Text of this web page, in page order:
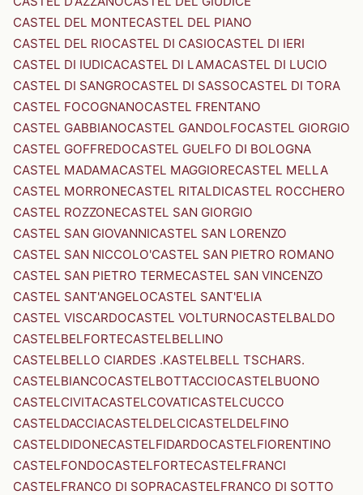
CASTEL DEL MONTECASTEL DEL PIANO
CASTEL DEL RIOCASTEL DI CASIOCASTEL DI IERI
CASTEL DI IUDICACASTEL DI LAMACASTEL DI LUCIO
CASTEL DI SANGROCASTEL DI SASSOCASTEL DI TORA
CASTEL FOCOGNANOCASTEL FRENTANO
CASTEL GABBIANOCASTEL GANDOLFOCASTEL GIORGIO
CASTEL GOFFREDOCASTEL GUELFO DI BOLOGNA
CASTEL MADAMACASTEL MAGGIORECASTEL MELLA
CASTEL MORRONECASTEL RITALDICASTEL ROCCHERO
CASTEL ROZZONECASTEL SAN GIORGIO
CASTEL SAN GIOVANNICASTEL SAN LORENZO
CASTEL SAN NICCOLO'CASTEL SAN PIETRO ROMANO
CASTEL SAN PIETRO TERMECASTEL SAN VINCENZO
CASTEL SANT'ANGELOCASTEL SANT'ELIA
CASTEL VISCARDOCASTEL VOLTURNOCASTELBALDO
CASTELBELFORTECASTELBELLINO
CASTELBELLO CIARDES .KASTELBELL TSCHARS.
CASTELBIANCOCASTELBOTTACCIOCASTELBUONO
CASTELCIVITACASTELCOVATICASTELCUCCO
CASTELDACCIACASTELDELCICASTELDELFINO
CASTELDIDONECASTELFIDARDOCASTELFIORENTINO
CASTELFONDOCASTELFORTECASTELFRANCI
CASTELFRANCO DI SOPRACASTELFRANCO DI SOTTO